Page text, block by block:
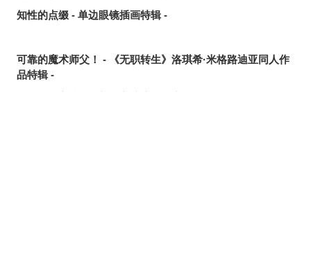
知性的点缀 - 单边眼镜插画特辑 -
可靠的魔术师父！ - 《无职转生》洛琪希·米格路迪亚同人作
品特辑 -